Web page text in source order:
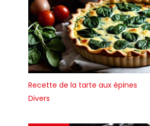
Recette de la tarte aux épines
Divers